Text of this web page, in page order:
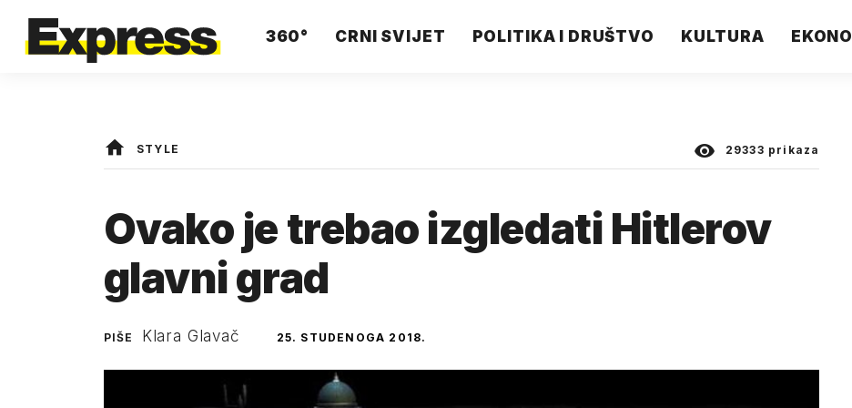
360° CRNI SVIJET POLITIKA I DRUŠTVO KULTURA
STYLE 29333 prikaza
Ovako je trebao izgledati Hitlerov
glavni grad
PIŠE Klara Glavač 25. STUDENOGA 2018.